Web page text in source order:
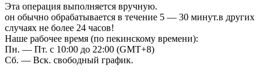
Эта операция выполняется вручную.
он обычно обрабатывается в течение 5 — 30 минут.в других
случаях не более 24 часов!
Наше рабочее время (по пекинскому времени):
Пн. — Пт. с 10:00 до 22:00 (GMT+8)
Сб. — Вск. свободный график.